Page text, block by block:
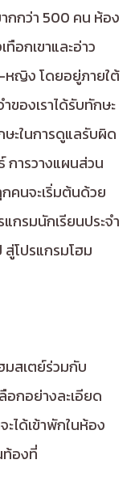
กกว่า 500 คน ห้อง
อกเขาและอ่าว
หญิง โดยอยู่ภายใต้
ของเราได้รับทักษะ
ะในการดูแลรับผิด
ารวางแผนส่วน
คนจะเริ่มต้นด้วย
แกรมนักเรียนประจำ
สู่โปรแกรมโฮม
มสเตย์ร่วมกับ
อกอย่างละเอียด
ได้เข้าพักในห้อง
องที่